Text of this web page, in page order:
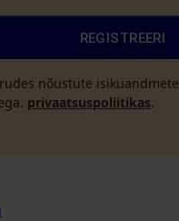
REGISTREERI
nõustute isikuandmete
privaatsuspoliitikas.